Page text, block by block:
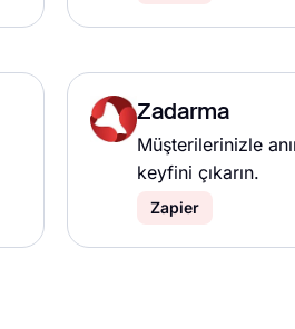
Zadarma
Müşterilerinizle
keyfini çıkarın.
Zapier